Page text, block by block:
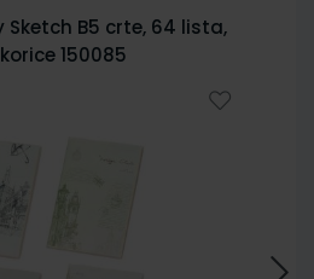
Sketch B5 crte, 64 lista,
150085